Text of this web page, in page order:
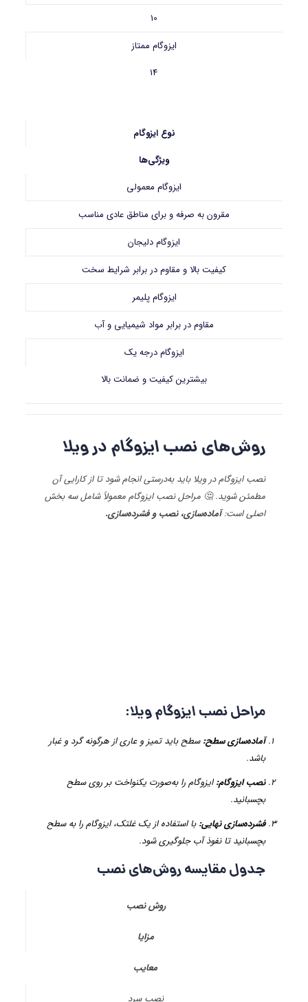
10
ایزوگام ممتاز
14
نوع ایزوگام
ویژگی‌ها
ایزوگام معمولی
مقرون به صرفه و برای مناطق عادی مناسب
ایزوگام دلیجان
کیفیت بالا و مقاوم در برابر شرایط سخت
ایزوگام پلیمر
مقاوم در برابر مواد شیمیایی و آب
ایزوگام درجه یک
بیشترین کیفیت و ضمانت بالا
روش‌های نصب ایزوگام در ویلا
نصب ایزوگام در ویلا باید به‌درستی انجام شود تا از کارایی آن
مطمئن شوید. 🤔 مراحل نصب ایزوگام معمولاً شامل سه بخش
اصلی است:آماده‌سازی، نصب و فشرده‌سازی.
مراحل نصب ایزوگام ویلا:
آماده‌سازی سطح:سطح باید تمیز و عاری از هرگونه گرد و غبار
باشد.
نصب ایزوگام:ایزوگام را به‌صورت یکنواخت بر روی سطح
بچسبانید.
فشرده‌سازی نهایی:با استفاده از یک غلتک، ایزوگام را به سطح
بچسبانید تا نفوذ آب جلوگیری شود.
جدول مقایسه روش‌های نصب
روش نصب
مزایا
معایب
نصب سرد